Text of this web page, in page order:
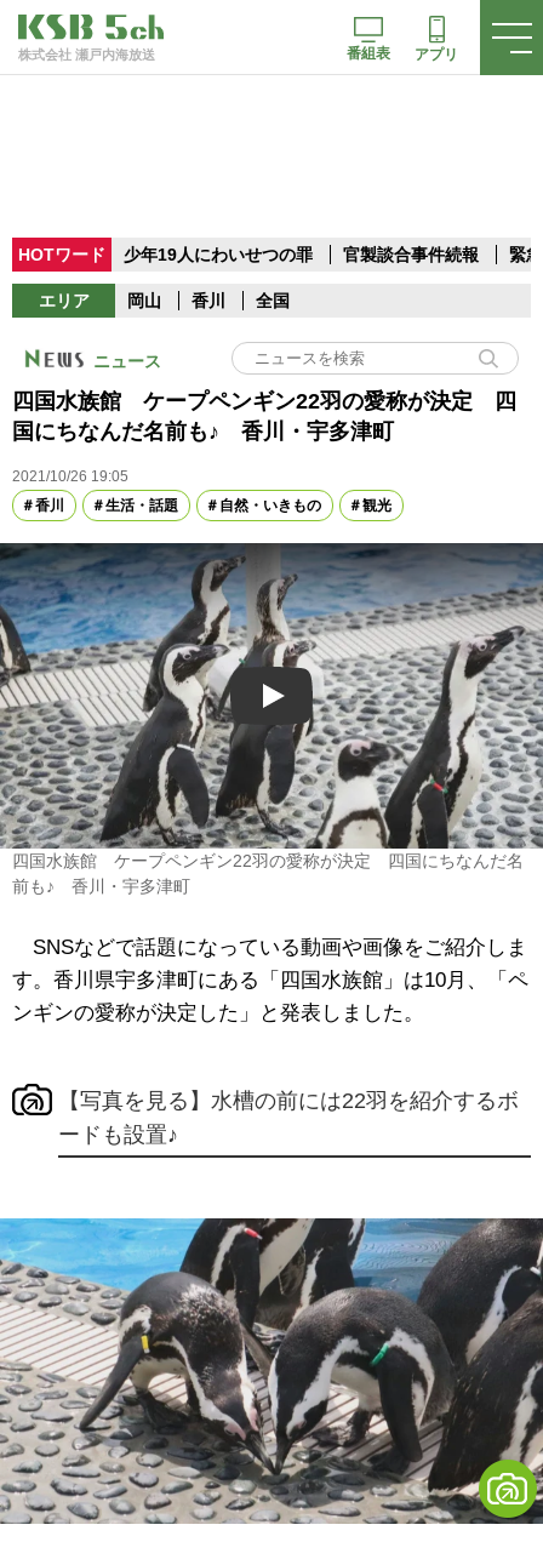
株式会社 瀬戸内海放送 番組表 アプリ
HOTワード 少年19人にわいせつの罪 官製談合事件続報 緊
エリア 岡山 香川 全国
ニュース
四国水族館 ケープペンギン22羽の愛称が決定 四
国にちなんだ名前も♪ 香川・宇多津町
2021/10/26 19:05
香川
生活・話題 自然・いきもの 観光
Play
四国水族館 ケープペンギン22羽の愛称が決定 四国にちなんだ名
前も♪ 香川・宇多津町
SNSなどで話題になっている動画や画像をご紹介しま
す。香川県宇多津町にある「四国水族館」は10月、「ペ
ンギンの愛称が決定した」と発表しました。
【写真を見る】水槽の前には22羽を紹介するボ
ードも設置♪